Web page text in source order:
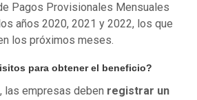
Pagos Provisionales Mensuales
años 2020, 2021 y 2022, los que
los próximos meses.
para obtener el beneficio?
las empresas deben registrar un